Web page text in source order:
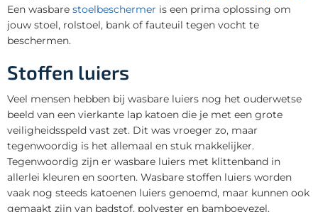
Een wasbare stoelbeschermer is een prima oplossing om
jouw stoel, rolstoel, bank of fauteuil tegen vocht te
beschermen.
Stoffen luiers
Veel mensen hebben bij wasbare luiers nog het ouderwetse
beeld van een vierkante lap katoen die je met een grote
veiligheidsspeld vast zet. Dit was vroeger zo, maar
tegenwoordig is het allemaal en stuk makkelijker.
Tegenwoordig zijn er wasbare luiers met klittenband in
allerlei kleuren en soorten. Wasbare stoffen luiers worden
vaak nog steeds katoenen luiers genoemd, maar kunnen ook
gemaakt zijn van badstof, polyester en bamboevezel.